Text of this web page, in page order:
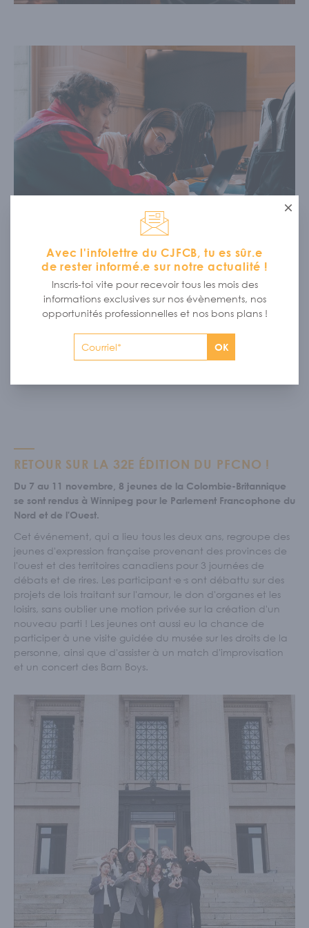
2 VOLETS S’OFFRENT À TOI
Volet journalisme / médias :Les journalistes du PFCNO ont la
chance d’occuper les couloirs du pouvoir du Parlement,
d’informer les député·e·s sur les faits et publier des articles
Volet Député·e: Aimes tu les débats sociales et la politique
? Créer des ententes ou faire des discours ? Le volet
RETOUR SUR LA 32E ÉDITION DU PFCNO !
Du 7 au 11 novembre, 8 jeunes de la Colombie-Britannique
se sont rendus à Winnipeg pour le Parlement Francophone du
Nord et de l'Ouest.
Cet événement, qui a lieu tous les deux ans, regroupe des
jeunes d'expression française provenant des provinces de
l'ouest et des territoires canadiens pour 3 journées de
débats et de rires. Les participant·e·s ont débattu sur des
projets de lois traitant sur l'amour, le don d'organes et les
loisirs, sans oublier une motion privée sur la création d'un
nouveau parti ! Les jeunes ont aussi eu la chance de
participer à une visite guidée du musée sur les droits de la
personne, ainsi que d'assister à un match d'improvisation
et un concert des Barn Boys.
Avec l'infolettre du CJFCB, tu es sûr.e
de rester informé.e sur notre actualité !
Inscris-toi vite pour recevoir tous les mois des
informations exclusives sur nos évènements, nos
opportunités professionnelles et nos bons plans !
OK